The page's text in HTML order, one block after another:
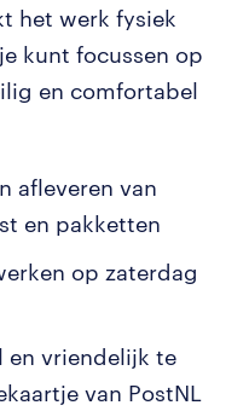
het werk fysiek
kunt focussen op
en comfortabel
afleveren van
en pakketten
op zaterdag
en vriendelijk te
van PostNL